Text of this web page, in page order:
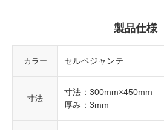
製品仕様
カラー セルベジャンテ
寸法
寸法：300mm×450mm
厚み：3mm